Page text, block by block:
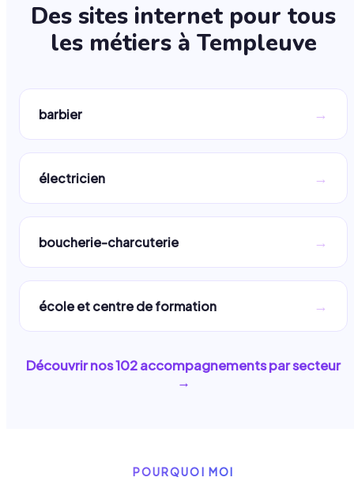
Des sites internet pour tous
les métiers à Templeuve
barbier →
électricien →
boucherie-charcuterie →
école et centre de formation →
Découvrir nos102accompagnements par secteur
→
POURQUOI MOI